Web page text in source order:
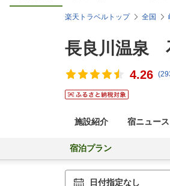
楽天トラベルトップ 全国
長良川温泉
4.26 (
施設紹介 宿ニュース
宿泊プラン
日付指定なし